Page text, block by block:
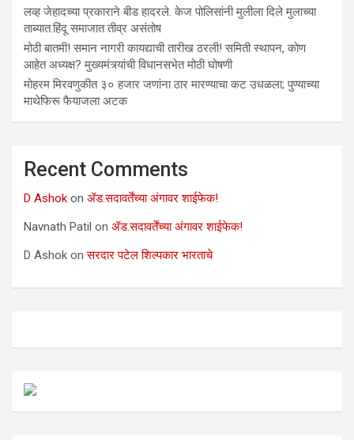
लव्ह जेहादच्या प्रकाराने बीड हादरले. केज पोलिसांनी मुलीला दिले मुलाच्या
ताब्यात.हिंदू समाजात तीव्र असंतोष
मोठी बातमी! समान नागरी कायद्याची तारीख ठरली! समिती स्थापन, कोण
आहेत अध्यक्ष? मुख्यमंत्र्यांची विधानसभेत मोठी घोषणी
मोहरम मिरवणुकीत ३० हजार जणांना ठार मारण्‍याचा कट उधळला; पुण्‍याच्‍या
माथेफिरू फैयाजला अटक
Recent Comments
D Ashok on ॲड.सदावर्तेंच्या अंगावर शाईफेक!
Navnath Patil on ॲड.सदावर्तेंच्या अंगावर शाईफेक!
D Ashok onसरदार पटेल शिल्पकार भारताचे